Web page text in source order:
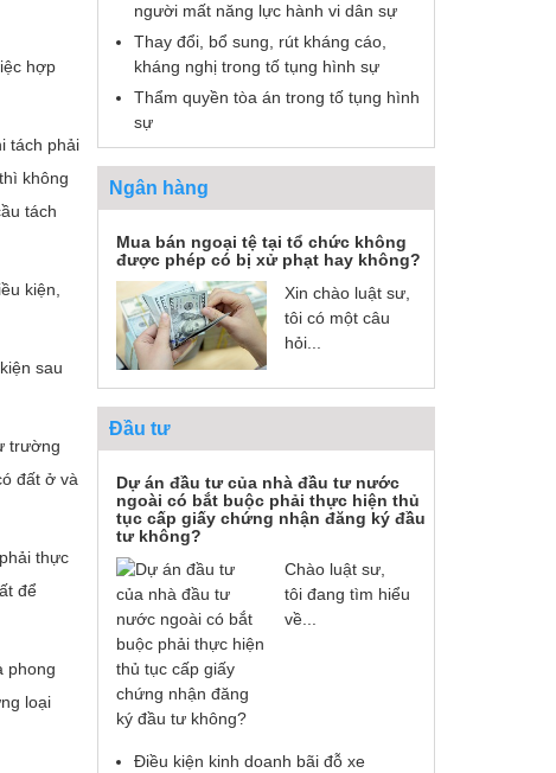
hợp
tách phải
không
tách
kiện,
sau
trường
đất ở và
thực
để
phong
loại
người mất năng lực hành vi dân sự
Thay đổi, bổ sung, rút kháng cáo,
kháng nghị trong tố tụng hình sự
Thẩm quyền tòa án trong tố tụng hình
sự
Ngân hàng
Mua bán ngoại tệ tại tổ chức không
được phép có bị xử phạt hay không?
Xin chào luật sư,
tôi có một câu
hỏi...
Đầu tư
Dự án đầu tư của nhà đầu tư nước
ngoài có bắt buộc phải thực hiện thủ
tục cấp giấy chứng nhận đăng ký đầu
tư không?
Chào luật sư,
tôi đang tìm hiểu
về...
Điều kiện kinh doanh bãi đỗ xe